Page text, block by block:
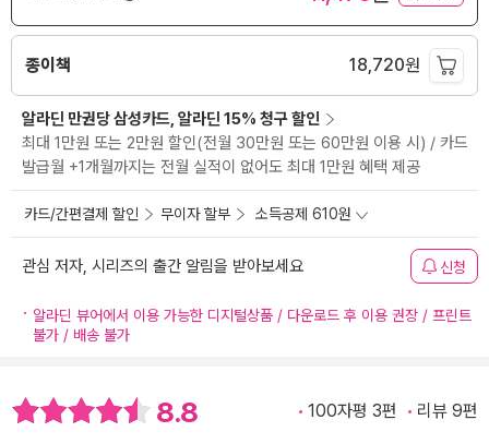
종이책 18,720원
알라딘 만권당 삼성카드, 알라딘 15% 청구 할인
최대 1만원 또는 2만원 할인(전월 30만원 또는 60만원 이용 시) / 카드
발급월 +1개월까지는 전월 실적이 없어도 최대 1만원 혜택 제공
카드/간편결제 할인 무이자 할부 소득공제 610원
관심 저자, 시리즈의 출간 알림을 받아보세요 신청
알라딘 뷰어에서 이용 가능한 디지털상품 / 다운로드 후 이용 권장 / 프린트
불가 / 배송 불가
8.8 100자평 3편 리뷰 9편